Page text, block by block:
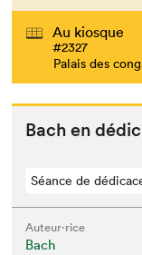
Au kiosque
#2327
Palais des
Bach en
Séance de
Auteur·rice
Bach